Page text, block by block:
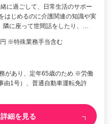
に過ごして、日常生活のサポー
はじめるのに介護関連の知識や実
隣に座って世間話をしたり、…
※特殊業務手当含む
があり、定年65歳のため ※労働
由1号）、普通自動車運転免許
詳細を見る